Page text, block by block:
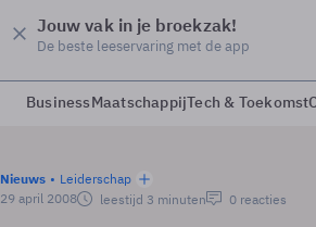
Jouw vak in je broekzak!
De beste leeservaring met de app
BusinessMaatschappijTech & Toekomst
Nieuws
Leiderschap
29 april 2008
leestijd 3 minuten 0 reacties